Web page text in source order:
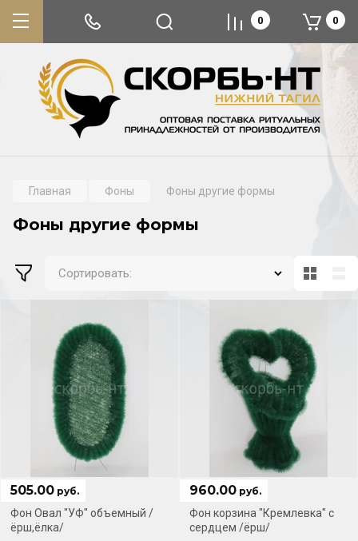
0 0
Главная Фоны Фоны другие формы
Фоны другие формы
Сортировать:
505.00 руб.
Фон Овал "УФ" объемный /
ёрш,ёлка/
960.00 руб.
Фон корзина "Кремлевка" с
сердцем /ёрш/